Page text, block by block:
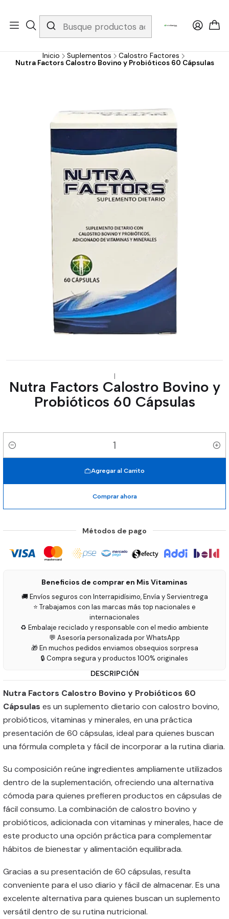
Whatsapp 3229079958/ Fijo 6019251796 / Envios a todo el país y
gratis apartir de 199.000!
Inicio Suplementos
Calostro Factores
Nutra Factors Calostro Bovino y Probióticos 60 Cápsulas
|
Nutra Factors Calostro Bovino y
Probióticos 60 Cápsulas
Cantidad
Agregar al Carrito
Comprar ahora
Métodos de pago
Beneficios de comprar en Mis Vitaminas
🚚 Envíos seguros con Interrapidísimo, Envía y Servientrega
⭐ Trabajamos con las marcas más top nacionales e
internacionales
♻️ Embalaje reciclado y responsable con el medio ambiente
💬 Asesoría personalizada por WhatsApp
🎁 En muchos pedidos enviamos obsequios sorpresa
🔒 Compra segura y productos 100% originales
DESCRIPCIÓN
Nutra Factors Calostro Bovino y Probióticos 60
Cápsulas es un suplemento dietario con calostro bovino,
probióticos, vitaminas y minerales, en una práctica
presentación de 60 cápsulas, ideal para quienes buscan
una fórmula completa y fácil de incorporar a la rutina diaria.
Su composición reúne ingredientes ampliamente utilizados
dentro de la suplementación, ofreciendo una alternativa
cómoda para quienes prefieren productos en cápsulas de
fácil consumo. La combinación de calostro bovino y
probióticos, adicionada con vitaminas y minerales, hace de
este producto una opción práctica para complementar
hábitos de bienestar y alimentación equilibrada.
Gracias a su presentación de 60 cápsulas, resulta
conveniente para el uso diario y fácil de almacenar. Es una
excelente alternativa para quienes buscan un suplemento
versátil dentro de su rutina nutricional.